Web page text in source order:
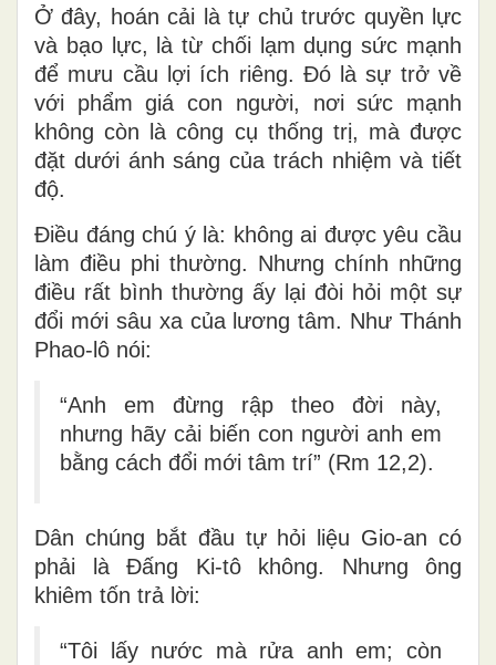
Ở đây, hoán cải làtự chủ trước quyền lực
và bạo lực, là từ chối lạm dụng sức mạnh
để mưu cầu lợi ích riêng. Đó là sự trở về
với phẩm giá con người, nơi sức mạnh
không còn là công cụ thống trị, mà được
đặt dưới ánh sáng của trách nhiệm và tiết
độ.
Điều đáng chú ý là: không ai được yêu cầu
làm điều phi thường. Nhưng chính những
điều rất bình thường ấy lại đòi hỏi một sự
đổi mới sâu xa của lương tâm. Như Thánh
Phao-lô nói:
“Anh em đừng rập theo đời này,
nhưng hãy cải biến con người anh em
bằng cách đổi mới tâm trí” (Rm 12,2).
Dân chúng bắt đầu tự hỏi liệu Gio-an có
phải là Đấng Ki-tô không. Nhưng ông
khiêm tốn trả lời:
“Tôi lấy nước mà rửa anh em; còn